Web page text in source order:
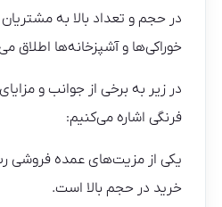
در حجم و تعداد بالا به
خوراکی‌ها و آشپزخانه‌ها اطلاق
در زیر به برخی از جوانب و
فرنگی اشاره می‌کنیم:
یکی از مزیت‌های عمده فروشی
خرید در حجم بالا است.